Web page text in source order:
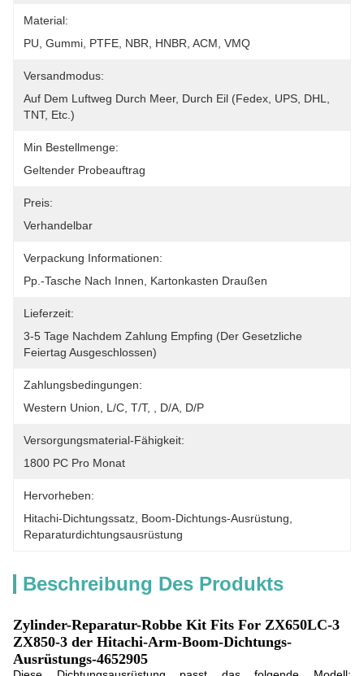
Material:
PU, Gummi, PTFE, NBR, HNBR, ACM, VMQ
Versandmodus:
Auf Dem Luftweg Durch Meer, Durch Eil (Fedex, UPS, DHL,
TNT, Etc.)
Min Bestellmenge:
Geltender Probeauftrag
Preis:
Verhandelbar
Verpackung Informationen:
Pp.-Tasche Nach Innen, Kartonkasten Draußen
Lieferzeit:
3-5 Tage Nachdem Zahlung Empfing (der Gesetzliche
Feiertag Ausgeschlossen)
Zahlungsbedingungen:
Western Union, L/C, T/T, , D/A, D/P
Versorgungsmaterial-Fähigkeit:
1800 PC Pro Monat
Hervorheben:
Hitachi-Dichtungssatz Boom-Dichtungs-Ausrüstung
Reparaturdichtungsausrüstung
Beschreibung Des Produkts
Zylinder-Reparatur-Robbe Kit Fits For ZX650LC-3
ZX850-3 der Hitachi-Arm-Boom-Dichtungs-
Ausrüstungs-4652905